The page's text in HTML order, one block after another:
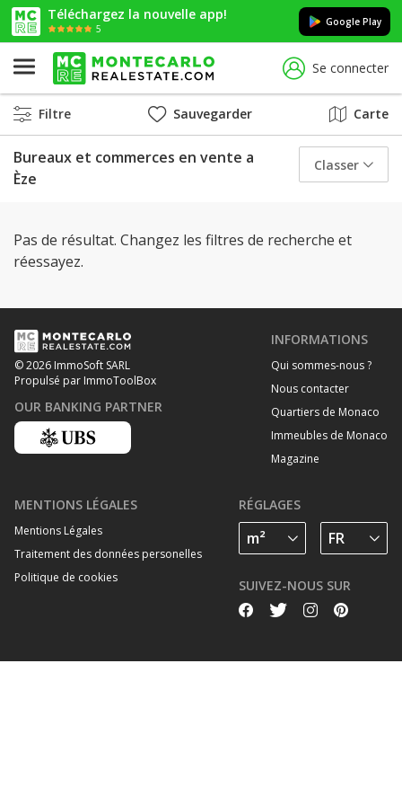
Téléchargez la nouvelle app!
5
Google Play
Se connecter
Filtre Sauvegarder Carte
Bureaux et commerces en vente a
Èze
Classer
Pas de résultat. Changez les filtres de recherche et
réessayez.
© 2026 ImmoSoft SARL
Propulsé par ImmoToolBox
OUR BANKING PARTNER
INFORMATIONS
Qui sommes-nous ?
Nous contacter
Quartiers de Monaco
Immeubles de Monaco
Magazine
MENTIONS LÉGALES
Mentions Légales
Traitement des données personelles
Politique de cookies
RÉGLAGES
SUIVEZ-NOUS SUR